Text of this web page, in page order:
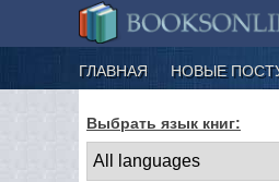
ГЛАВНАЯ НОВЫЕ
Выбрать язык книг: